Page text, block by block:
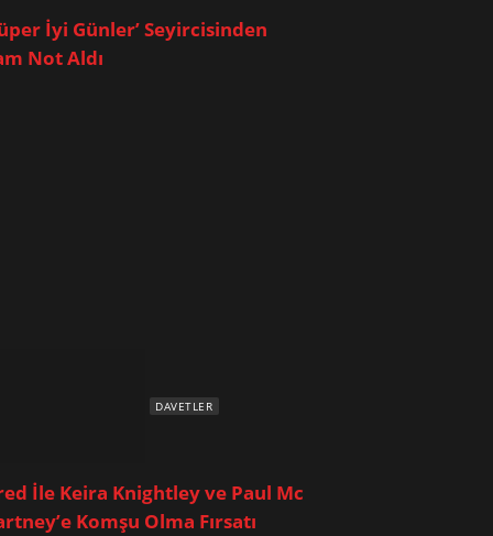
İyi Günler’ Seyircisinden
Not Aldı
DAVETLER
İle Keira Knightley ve Paul Mc
Komşu Olma Fırsatı